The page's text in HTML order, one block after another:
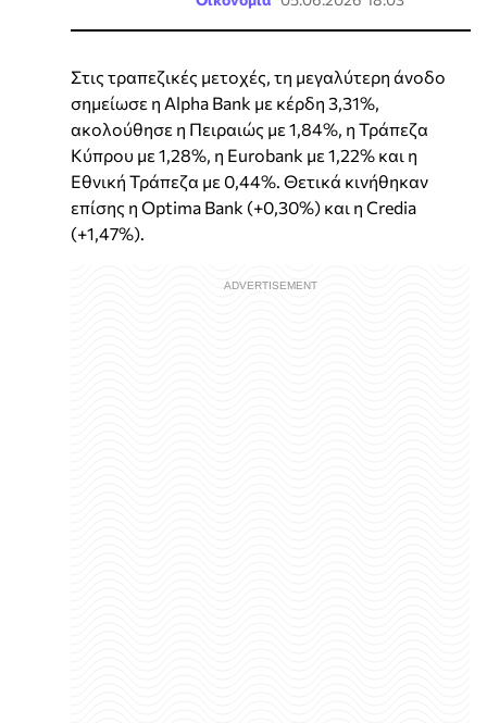
Στις τραπεζικές μετοχές, τη μεγαλύτερη άνοδο
σημείωσε η Alpha Bank με κέρδη 3,31%,
ακολούθησε η Πειραιώς με 1,84%, η Τράπεζα
Κύπρου με 1,28%, η Eurobank με 1,22% και η
Εθνική Τράπεζα με 0,44%. Θετικά κινήθηκαν
επίσης η Optima Bank (+0,30%) και η Credia
(+1,47%).